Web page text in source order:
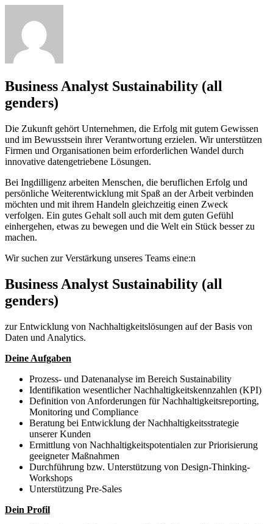
Business Analyst Sustainability (all
genders)
Die Zukunft gehört Unternehmen, die Erfolg mit gutem Gewissen
und im Bewusstsein ihrer Verantwortung erzielen. Wir unterstützen
Firmen und Organisationen beim erforderlichen Wandel durch
innovative datengetriebene Lösungen.
Bei Ingdilligenz arbeiten Menschen, die beruflichen Erfolg und
persönliche Weiterentwicklung mit Spaß an der Arbeit verbinden
möchten und mit ihrem Handeln gleichzeitig einen Zweck
verfolgen. Ein gutes Gehalt soll auch mit dem guten Gefühl
einhergehen, etwas zu bewegen und die Welt ein Stück besser zu
machen.
Wir suchen zur Verstärkung unseres Teams eine:n
Business Analyst Sustainability (all
genders)
zur Entwicklung von Nachhaltigkeitslösungen auf der Basis von
Daten und Analytics.
Deine Aufgaben
Prozess- und Datenanalyse im Bereich Sustainability
Identifikation wesentlicher Nachhaltigkeitskennzahlen (KPI)
Definition von Anforderungen für Nachhaltigkeitsreporting,
Monitoring und Compliance
Beratung bei Entwicklung der Nachhaltigkeitsstrategie
unserer Kunden
Ermittlung von Nachhaltigkeitspotentialen zur Priorisierung
geeigneter Maßnahmen
Durchführung bzw. Unterstützung von Design-Thinking-
Workshops
Unterstützung Pre-Sales
Dein Profil